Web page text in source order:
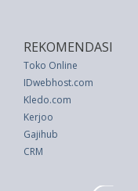
REKOMENDASI
Toko Online
IDwebhost.com
Kledo.com
Kerjoo
Gajihub
CRM